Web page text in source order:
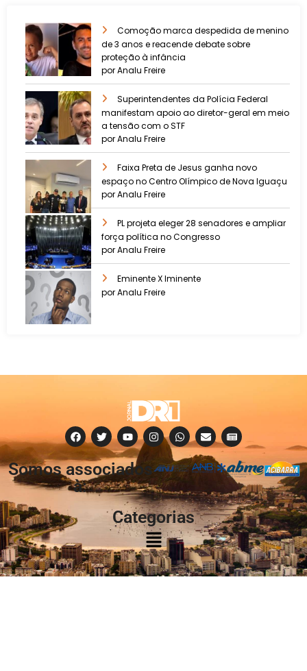
Comoção marca despedida de menino
de 3 anos e reacende debate sobre
proteção à infância
por Analu Freire
Superintendentes da Polícia Federal
manifestam apoio ao diretor-geral em meio
a tensão com o STF
por Analu Freire
Faixa Preta de Jesus ganha novo
espaço no Centro Olímpico de Nova Iguaçu
por Analu Freire
PL projeta eleger 28 senadores e ampliar
força política no Congresso
por Analu Freire
Eminente X Iminente
por Analu Freire
Somos associados
à:
Categorias